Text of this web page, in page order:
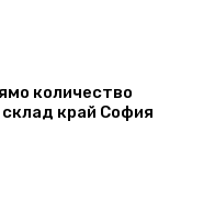
количество
склад край София